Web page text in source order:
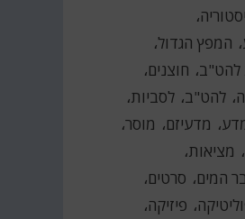
המפץ הגדול
להט"ב חוצנים
להט"ב לסביות
מדעיזם
מוסר
מציאות
המים
סרטים
פיזיקה